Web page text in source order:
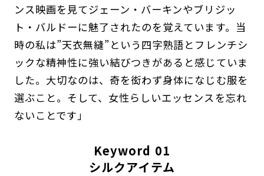
ンス映画を見てジェーン・バーキンやブリジッ
ト・バルドーに魅了されたのを覚えています。当
時の私は”天衣無縫”という四字熟語とフレンチシ
ックな精神性に強い結びつきがあると感じていま
した。大切なのは、奇を衒わず身体になじむ服を
選ぶこと。そして、女性らしいエッセンスを忘れ
ないことです」
Keyword 01
シルクアイテム